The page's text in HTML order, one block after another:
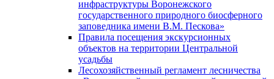
инфраструктуры Воронежского
государственного природного биосферного
заповедника имени В.М. Пескова»
Правила посещения экскурсионных
объектов на территории Центральной
усадьбы
Лесохозяйственный регламент лесничества